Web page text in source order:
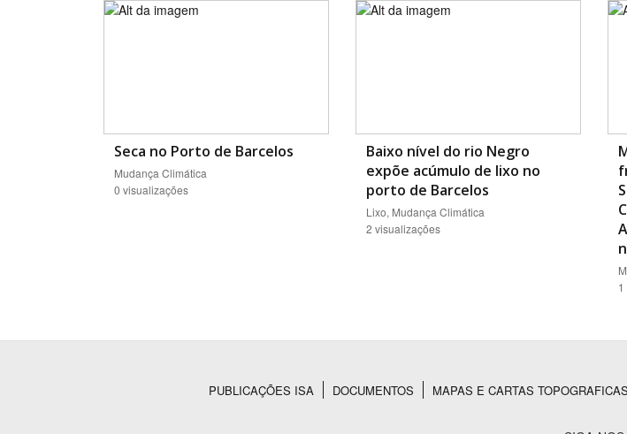
Seca no Porto de Barcelos
Mudança Climática
0 visualizações
Baixo nível do rio Negro
expõe acúmulo de lixo no
porto de Barcelos
Lixo, Mudança Climática
2 visualizações
PUBLICAÇÕES ISA DOCUMENTOS MAPAS E CARTAS TOPOGRAFICAS